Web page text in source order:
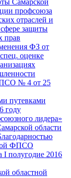
профсоюза
отраслей и
защиты
прав
ФЗ от
оценке
№ 4 от 25
путевками
году
лидера»
области
ФПСО
полугодие 2016
областной